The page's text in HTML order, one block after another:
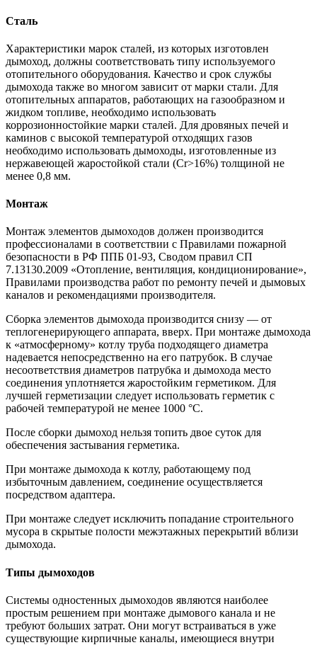
Сталь
Характеристики марок сталей, из которых изготовлен
дымоход, должны соответствовать типу используемого
отопительного оборудования. Качество и срок службы
дымохода также во многом зависит от марки стали. Для
отопительных аппаратов, работающих на газообразном и
жидком топливе, необходимо использовать
коррозионностойкие марки сталей. Для дровяных печей и
каминов с высокой температурой отходящих газов
необходимо использовать дымоходы, изготовленные из
нержавеющей жаростойкой стали (Cr>16%) толщиной не
менее 0,8 мм.
Монтаж
Монтаж элементов дымоходов должен производится
профессионалами в соответствии с Правилами пожарной
безопасности в РФ ППБ 01-93, Сводом правил СП
7.13130.2009 «Отопление, вентиляция, кондиционирование»,
Правилами производства работ по ремонту печей и дымовых
каналов и рекомендациями производителя.
Сборка элементов дымохода производится снизу — от
теплогенерирующего аппарата, вверх. При монтаже дымохода
к «атмосферному» котлу труба подходящего диаметра
надевается непосредственно на его патрубок. В случае
несоответствия диаметров патрубка и дымохода место
соединения уплотняется жаростойким герметиком. Для
лучшей герметизации следует использовать герметик с
рабочей температурой не менее 1000 °С.
После сборки дымоход нельзя топить двое суток для
обеспечения застывания герметика.
При монтаже дымохода к котлу, работающему под
избыточным давлением, соединение осуществляется
посредством адаптера.
При монтаже следует исключить попадание строительного
мусора в скрытые полости межэтажных перекрытий вблизи
дымохода.
Типы дымоходов
Системы одностенных дымоходов являются наиболее
простым решением при монтаже дымового канала и не
требуют больших затрат. Они могут встраиваться в уже
существующие кирпичные каналы, имеющиеся внутри